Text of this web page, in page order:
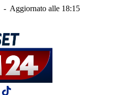
- Aggiornato alle 18:15